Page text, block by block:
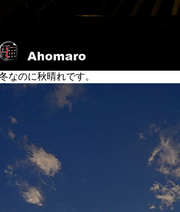
なのに秋晴れです。